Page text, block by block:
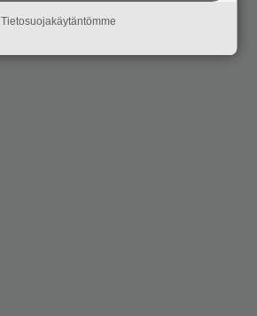
Tietosuojakäytäntömme